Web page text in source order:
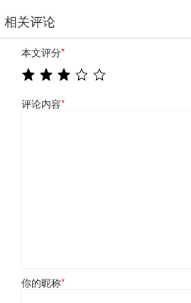
相关评论
本文评分*
评论内容*
你的昵称*